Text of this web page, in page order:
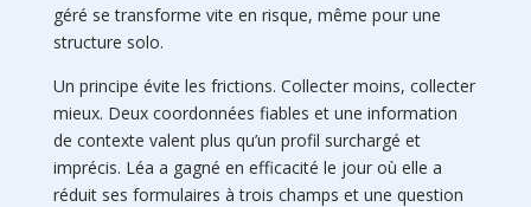
géré se transforme vite en risque, même pour une
structure solo.
Un principe évite les frictions. Collecter moins, collecter
mieux. Deux coordonnées fiables et une information
de contexte valent plus qu’un profil surchargé et
imprécis. Léa a gagné en efficacité le jour où elle a
réduit ses formulaires à trois champs et une question